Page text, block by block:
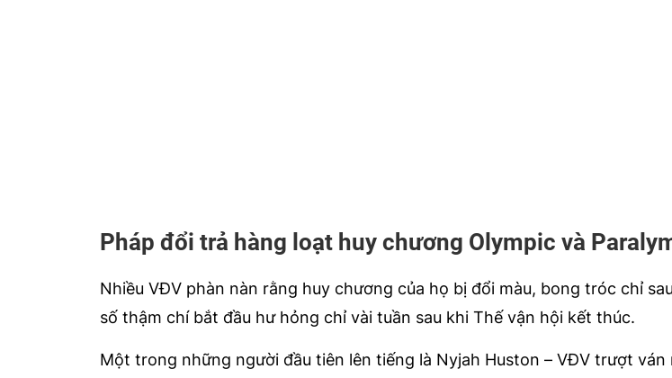
Pháp đổi trả hàng loạt huy chương Olympic và
Nhiều VĐV phàn nàn rằng huy chương của họ bị đổi màu, bong tróc chỉ
số thậm chí bắt đầu hư hỏng chỉ vài tuần sau khi Thế vận hội kết thúc.
Một trong những người đầu tiên lên tiếng là Nyjah Huston – VĐV trượt ván